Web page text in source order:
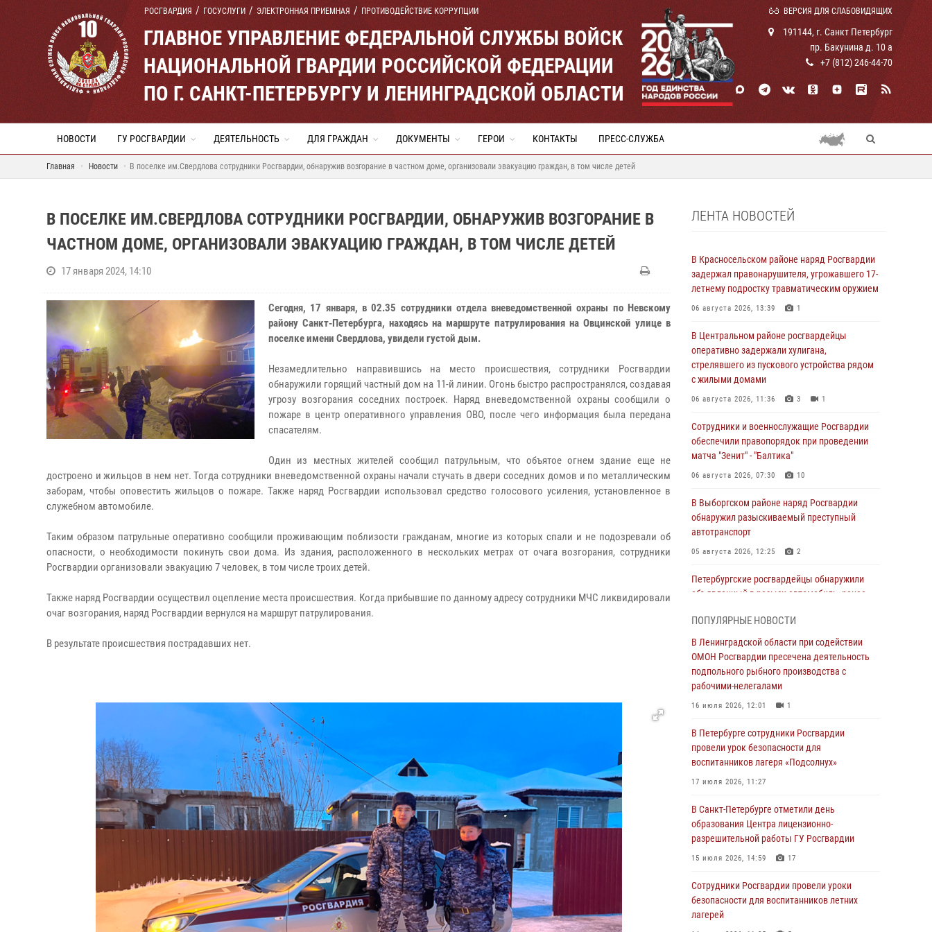
РОСГВАРДИЯ ГОСУСЛУГИ ЭЛЕКТРОННАЯ ПРИЕМНАЯ ПРОТИВОДЕЙСТВИЕ КОРРУПЦИИ ВЕРСИЯ ДЛЯ СЛАБОВИДЯЩИХ
ГЛАВНОЕ УПРАВЛЕНИЕ ФЕДЕРАЛЬНОЙ СЛУЖБЫ ВОЙСК
НАЦИОНАЛЬНОЙ ГВАРДИИ РОССИЙСКОЙ ФЕДЕРАЦИИ
ПО Г. САНКТ-ПЕТЕРБУРГУ И ЛЕНИНГРАДСКОЙ ОБЛАСТИ
191144, г. Санкт Петербург
пр. Бакунина д. 10 а
+7 (812) 246-44-70
НОВОСТИ ГУ РОСГВАРДИИ ДЕЯТЕЛЬНОСТЬ ДЛЯ ГРАЖДАН ДОКУМЕНТЫ ГЕРОИ КОНТАКТЫ ПРЕСС-СЛУЖБА
Главная Новости В поселке им.Свердлова сотрудники Росгвардии, обнаружив возгорание в частном доме, организовали эвакуацию граждан, в том числе детей
В ПОСЕЛКЕ ИМ.СВЕРДЛОВА СОТРУДНИКИ РОСГВАРДИИ, ОБНАРУЖИВ ВОЗГОРАНИЕ В
ЧАСТНОМ ДОМЕ, ОРГАНИЗОВАЛИ ЭВАКУАЦИЮ ГРАЖДАН, В ТОМ ЧИСЛЕ ДЕТЕЙ
17 января 2024, 14:10
Сегодня, 17 января, в 02.35 сотрудники отдела вневедомственной охраны по Невскому
району Санкт-Петербурга, находясь на маршруте патрулирования на Овцинской улице в
поселке имени Свердлова, увидели густой дым.
Незамедлительно направившись на место происшествия, сотрудники Росгвардии
обнаружили горящий частный дом на 11-й линии. Огонь быстро распространялся, создавая
угрозу возгорания соседних построек. Наряд вневедомственной охраны сообщили о
пожаре в центр оперативного управления ОВО, после чего информация была передана
спасателям.
Один из местных жителей сообщил патрульным, что объятое огнем здание еще не
достроено и жильцов в нем нет. Тогда сотрудники вневедомственной охраны начали стучать в двери соседних домов и по металлическим
заборам, чтобы оповестить жильцов о пожаре. Также наряд Росгвардии использовал средство голосового усиления, установленное в
служебном автомобиле.
Таким образом патрульные оперативно сообщили проживающим поблизости гражданам, многие из которых спали и не подозревали об
опасности, о необходимости покинуть свои дома. Из здания, расположенного в нескольких метрах от очага возгорания, сотрудники
Росгвардии организовали эвакуацию 7 человек, в том числе троих детей.
Также наряд Росгвардии осуществил оцепление места происшествия. Когда прибывшие по данному адресу сотрудники МЧС ликвидировали
очаг возгорания, наряд Росгвардии вернулся на маршрут патрулирования.
В результате происшествия пострадавших нет.
ЛЕНТА НОВОСТЕЙ
В Красносельском районе наряд Росгвардии
задержал правонарушителя, угрожавшего 17-
летнему подростку травматическим оружием
06 августа 2026, 13:39 1
В Центральном районе росгвардейцы
оперативно задержали хулигана,
стрелявшего из пускового устройства рядом
с жилыми домами
06 августа 2026, 11:36 3 1
Сотрудники и военнослужащие Росгвардии
обеспечили правопорядок при проведении
матча "Зенит" - "Балтика"
06 августа 2026, 07:30 10
В Выборгском районе наряд Росгвардии
обнаружил разыскиваемый преступный
автотранспорт
05 августа 2026, 12:25 2
Петербургские росгвардейцы обнаружили
объявленный в розыск автомобиль, ранее
Ленобласти
04 августа 2026, 14:05
В Зеленогорске сотрудники Росгвардии, став
очевидцами серьезного ДТП, вызвали на
пострадавшим
03 августа 2026, 14:15 3 1
03 августа 2026, 13:26 5
В Ленинградской области сотрудники
Росгвардии обнаружили пропавшего
вернуться домой
03 августа 2026, 11:51
В Санкт-Петербурге при содействии СОБР
ПОПУЛЯРНЫЕ НОВОСТИ
В Ленинградской области при содействии
ОМОН Росгвардии пресечена деятельность
подпольного рыбного производства с
рабочими-нелегалами
16 июля 2026, 12:01 1
В Петербурге сотрудники Росгвардии
провели урок безопасности для
воспитанников лагеря «Подсолнух»
17 июля 2026, 11:27
В Санкт-Петербурге отметили день
образования Центра лицензионно-
разрешительной работы ГУ Росгвардии
15 июля 2026, 14:59 17
Сотрудники Росгвардии провели уроки
безопасности для воспитанников летних
лагерей